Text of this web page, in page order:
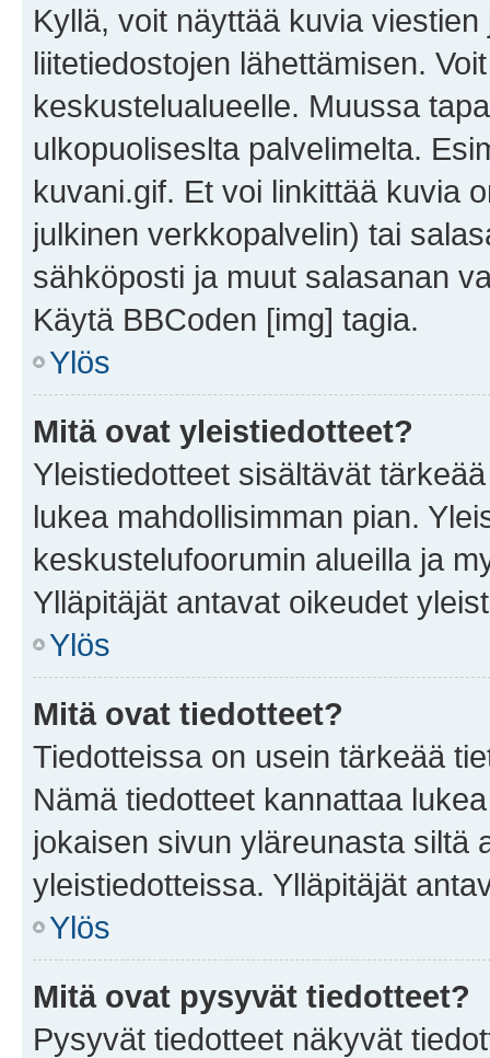
Kyllä, voit näyttää kuvia
liitetiedostojen lähettämisen.
keskustelualueelle. Muussa
ulkopuoliseslta palvelimelta.
kuvani.gif. Et voi linkittää kuvia
julkinen verkkopalvelin) tai
sähköposti ja muut salasanan
Käytä BBCoden [img] tagia.
Ylös
Mitä ovat yleistiedotteet?
Yleistiedotteet sisältävät
lukea mahdollisimman pian.
keskustelufoorumin alueilla ja
Ylläpitäjät antavat oikeudet
Ylös
Mitä ovat tiedotteet?
Tiedotteissa on usein tärkeää
Nämä tiedotteet kannattaa
jokaisen sivun yläreunasta siltä
yleistiedotteissa. Ylläpitäjät
Ylös
Mitä ovat pysyvät tiedotteet?
Pysyvät tiedotteet näkyvät